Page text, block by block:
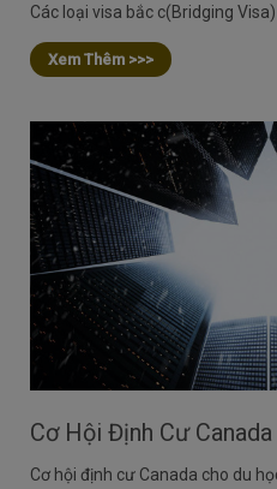
Các loại visa bắc c(Bridging
Xem Thêm >>>
Cơ Hội Định Cư
Cơ hội định cư Canada cho du